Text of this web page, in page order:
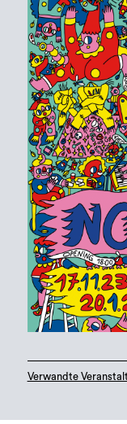
Verwandte